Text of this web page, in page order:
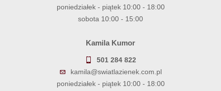
poniedziałek - piątek 10:00 - 18:00
sobota 10:00 - 15:00
Kamila Kumor
501 284 822
kamila@swiatlazienek.com.pl
poniedziałek - piątek 10:00 - 18:00